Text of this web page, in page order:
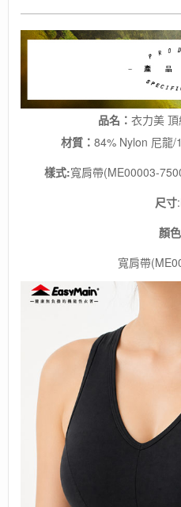
排
汗/
休
數
品名： 衣力美
材質 ： 84% Nylon 尼龍/
樣式:寬肩帶(ME00003-
尺寸
顏
寬肩帶